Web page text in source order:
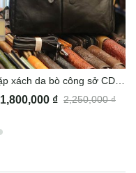
2,250,000₫
1,800,000 ₫